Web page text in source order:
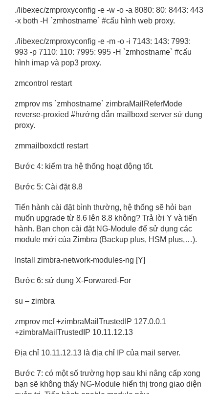
./libexec/zmproxyconfig -e -w -o -a 8080: 80: 8443: 443
-x both -H `zmhostname` #cấu hình web proxy.
./libexec/zmproxyconfig -e -m -o -i 7143: 143: 7993:
993 -p 7110: 110: 7995: 995 -H `zmhostname` #cấu
hình imap và pop3 proxy.
zmcontrol restart
zmprov ms `zmhostname` zimbraMailReferMode
reverse-proxied #hướng dẫn mailboxd server sử dụng
proxy.
zmmailboxdctl restart
Bước 4: kiểm tra hệ thống hoạt động tốt.
Bước 5: Cài đặt 8.8
Tiến hành cài đặt bình thường, hệ thống sẽ hỏi bạn
muốn upgrade từ 8.6 lên 8.8 không? Trả lời Y và tiến
hành. Bạn chọn cài đặt NG-Module để sử dụng các
module mới của Zimbra (Backup plus, HSM plus,…).
Install zimbra-network-modules-ng [Y]
Bước 6: sử dụng X-Forwared-For
su – zimbra
zmprov mcf +zimbraMailTrustedIP 127.0.0.1
+zimbraMailTrustedIP 10.11.12.13
Địa chỉ 10.11.12.13 là địa chỉ IP của mail server.
Bước 7: có một số trường hợp sau khi nâng cấp xong
bạn sẽ không thấy NG-Module hiển thị trong giao diện